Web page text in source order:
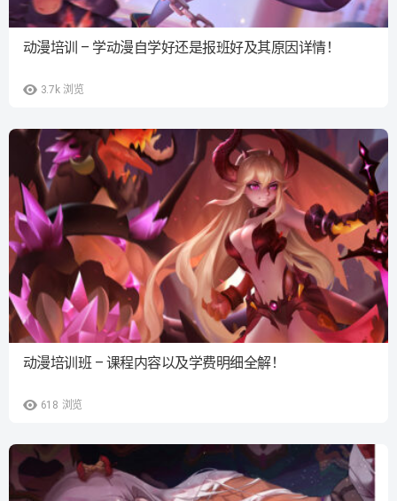
3.7k 浏览
动漫培训 – 学动漫自学好还是报班好及其原因详情！
618 浏览
动漫培训班 – 课程内容以及学费明细全解！